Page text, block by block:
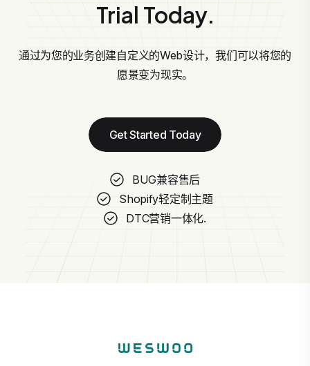
Trial Today.
通过为您的业务创建自定义的Web设计，我们可以将您的
愿景变为现实。
Get Started Today
BUG兼容售后
Shopify轻定制主题
DTC营销一体化.